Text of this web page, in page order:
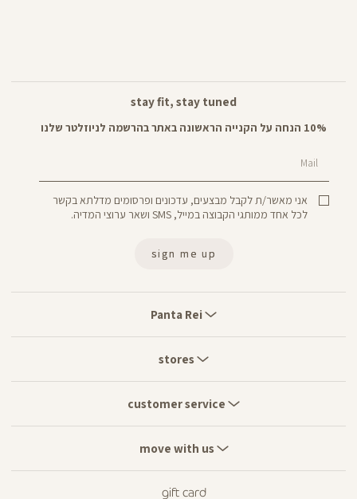
Rei
Panta Rei
stores
with
service
customer service
gift card
stay fit, stay tuned
10% הנחה על הקנייה הראשונה באתר בהרשמה לניוזלטר שלנו
Mail
אני מאשר/ת לקבל מבצעים, עדכונים ופרסומים מדלתא בקשר
לכל אחד ממותגי הקבוצה במייל, SMS ושאר ערוצי המדיה.
sign me up